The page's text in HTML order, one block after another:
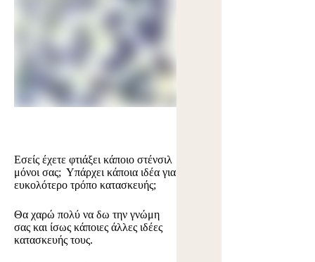
Εσείς έχετε φτιάξει κάποιο στένσιλ
μόνοι σας; Υπάρχει κάποια ιδέα για
ευκολότερο τρόπο κατασκευής;
Θα χαρώ πολύ να δω την γνώμη
σας και ίσως κάποιες άλλες ιδέες
κατασκευής τους.